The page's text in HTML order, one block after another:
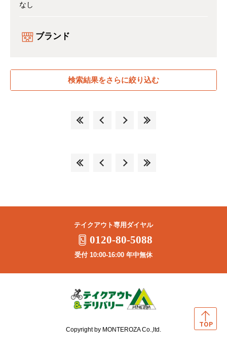
なし
ブランド
検索結果をさらに絞り込む
テイクアウト専用ダイヤル
0120-80-5088
受付 10:00-16:00 年中無休
Copyright by MONTEROZA Co.,ltd.